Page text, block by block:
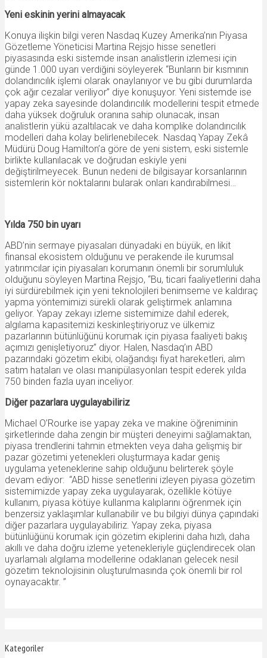
Yeni eskinin yerini almayacak
Konuya ilişkin bilgi veren Nasdaq Kuzey Amerika’nın Piyasa
Gözetleme Yöneticisi Martina Rejsjo hisse senetleri
piyasasında eski sistemde insan analistlerin izlemesi için
günde 1.000 uyarı verdiğini söyleyerek “Bunların bir kısmının
dolandırıcılık işlemi olarak onaylanıyor ve bu gibi durumlarda
çok ağır cezalar veriliyor” diye konuşuyor. Yeni sistemde ise
yapay zeka sayesinde dolandırıcılık modellerini tespit etmede
daha yüksek doğruluk oranına sahip olunacak, insan
analistlerin yükü azaltılacak ve daha komplike dolandırıcılık
modelleri daha kolay belirlenebilecek. Nasdaq Yapay Zekâ
Müdürü Doug Hamilton’a göre de yeni sistem, eski sistemle
birlikte kullanılacak ve doğrudan eskiyle yeni
değiştirilmeyecek. Bunun nedeni de bilgisayar korsanlarının
sistemlerin kör noktalarını bularak onları kandırabilmesi…
Yılda 750 bin uyarı
ABD’nin sermaye piyasaları dünyadaki en büyük, en likit
finansal ekosistem olduğunu ve perakende ile kurumsal
yatırımcılar için piyasaları korumanın önemli bir sorumluluk
olduğunu söyleyen Martina Rejsjo, “Bu, ticari faaliyetlerini daha
iyi sürdürebilmek için yeni teknolojileri benimseme ve kaldıraç
yapma yöntemimizi sürekli olarak geliştirmek anlamına
geliyor. Yapay zekayı izleme sistemimize dahil ederek,
algılama kapasitemizi keskinleştiriyoruz ve ülkemiz
pazarlarının bütünlüğünü korumak için piyasa faaliyeti bakış
açımızı genişletiyoruz” diyor. Halen, Nasdaq’ın ABD
pazarındaki gözetim ekibi, olağandışı fiyat hareketleri, alım
satım hataları ve olası manipülasyonları tespit ederek yılda
750 binden fazla uyarı inceliyor.
Diğer pazarlara uygulayabiliriz
Michael O’Rourke ise yapay zeka ve makine öğreniminin
şirketlerinde daha zengin bir müşteri deneyimi sağlamaktan,
piyasa trendlerini tahmin etmekten veya daha gelişmiş bir
pazar gözetimi yetenekleri oluşturmaya kadar geniş
uygulama yeteneklerine sahip olduğunu belirterek şöyle
devam ediyor: “ABD hisse senetlerini izleyen piyasa gözetim
sistemimizde yapay zeka uygulayarak, özellikle kötüye
kullanım, piyasa kötüye kullanma kalıplarını öğrenmek için
benzersiz yaklaşımlar kullanabilir ve bu bilgiyi dünya çapındaki
diğer pazarlara uygulayabiliriz. Yapay zeka, piyasa
bütünlüğünü korumak için gözetim ekiplerini daha hızlı, daha
akıllı ve daha doğru izleme yetenekleriyle güçlendirecek olan
uyarlamalı algılama modellerine odaklanan gelecek nesil
gözetim teknolojisinin oluşturulmasında çok önemli bir rol
oynayacaktır. ”
Kategoriler